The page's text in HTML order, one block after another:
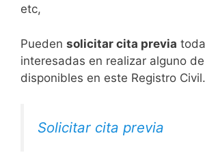
etc,
​Pueden solicitar cita previa
interesadas en realizar alguno
disponibles en este Registro Civil.​
Solicitar cita previa